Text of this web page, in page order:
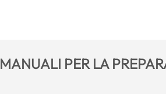
MANUALI PER LA